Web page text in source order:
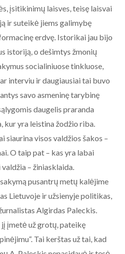
įsitikinimų laisves, teisę laisvai
ir suteikė jiems galimybę
erdvę. Istorikai jau bijo
istoriją, o dešimtys žmonių
socialiniuose tinkluose,
interviu ir daugiausiai tai buvo
savo asmeninę tarybinę
daugelis praranda
kur yra leistina žodžio riba.
siaurina visos valdžios šakos –
O taip pat – kas yra labai
– žiniasklaida.
pusantrų metų kalėjime
Lietuvoje ir užsienyje politikas,
Algirdas Paleckis.
jį įmetė už grotų, pateikę
Tai kerštas už tai, kad